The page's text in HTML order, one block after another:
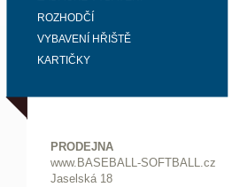
ROZHODČÍ
VYBAVENÍ HŘIŠTĚ
KARTIČKY
PRODEJNA
www.BASEBALL-SOFTBALL.cz
Jaselská 18